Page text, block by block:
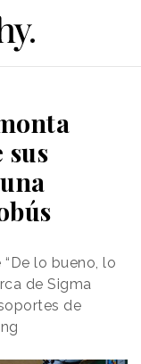
sus
lo bueno, lo
de Sigma
de